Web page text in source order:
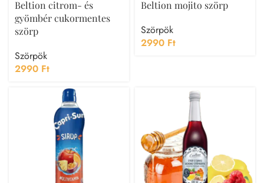
Beltion citrom- és
gyömbér cukormentes
szörp
Szörpök
2990 Ft
Beltion mojito szörp
Szörpök
2990 Ft